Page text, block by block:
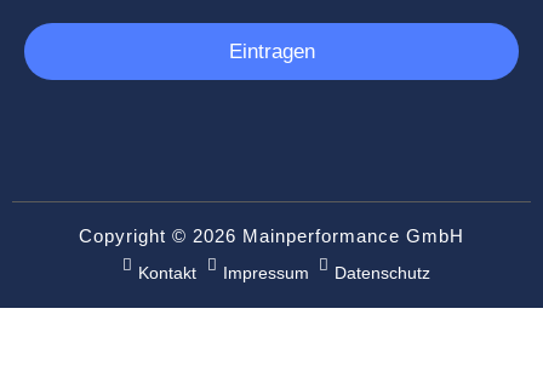
Eintragen
Copyright © 2026 Mainperformance GmbH
Kontakt Impressum Datenschutz